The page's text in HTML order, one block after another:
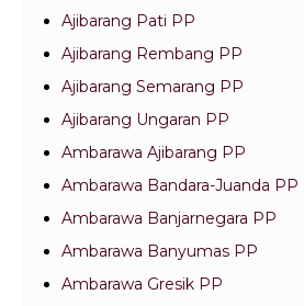
Ajibarang Pati PP
Ajibarang Rembang PP
Ajibarang Semarang PP
Ajibarang Ungaran PP
Ambarawa Ajibarang PP
Ambarawa Bandara-Juanda PP
Ambarawa Banjarnegara PP
Ambarawa Banyumas PP
Ambarawa Gresik PP